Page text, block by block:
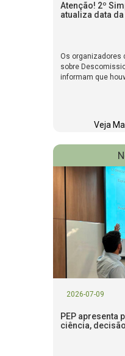
Atenção! 2º
atualiza data
Os organizadores
sobre
informam que
Veja
2026-07-09
PEP
ciência,